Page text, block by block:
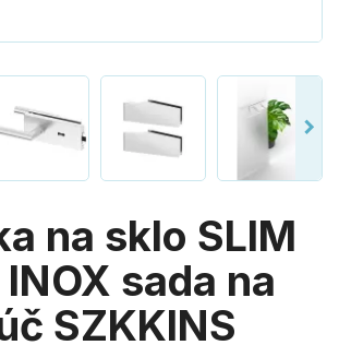
na sklo SLIM
INOX sada na
SZKKINS